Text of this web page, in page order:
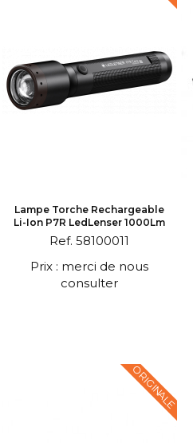
Lampe Torche Rechargeable
Li-Ion P7R LedLenser 1000Lm
Ref. 58100011
Prix : merci de nous
consulter
ORIGINALE